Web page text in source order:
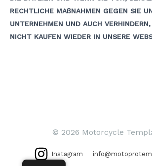
RECHTLICHE MAßNAHMEN GEGEN SIE
UNTERNEHMEN UND AUCH
NICHT KAUFEN WIEDER IN UNSERE
© 2026 Motorcycle
Instagram